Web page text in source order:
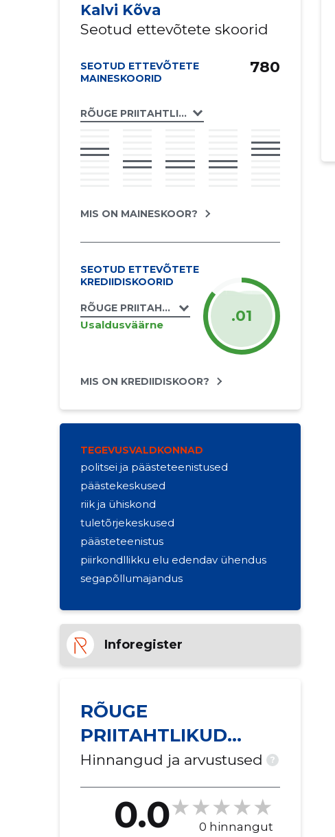
Kalvi Kõva
Seotud ettevõtete skoorid
SEOTUD ETTEVÕTETE
MAINESKOORID
RÕUGE PRIITAHTLIKUD PRITSIMEHED MTÜ
780
MIS ON MAINESKOOR?
SEOTUD ETTEVÕTETE
KREDIIDISKOORID
RÕUGE PRIITAHTLIKUD PRITSIMEHED MTÜ
Usaldusväärne .01
MIS ON KREDIIDISKOOR?
TEGEVUSVALDKONNAD
politsei ja päästeteenistused
päästekeskused
riik ja ühiskond
tuletõrjekeskused
päästeteenistus
piirkondllikku elu edendav ühendus
segapõllumajandus
Inforegister
RÕUGE
PRIITAHTLIKUD
PRITSIMEHED MTÜ
Hinnangud ja arvustused ?
0.0 0 hinnangut